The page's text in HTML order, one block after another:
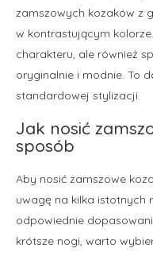
zamszowych kozaków z
w kontrastującym
charakteru, ale również
oryginalnie i modnie. To
standardowej stylizacji.
Jak nosić
sposób
Aby nosić zamszowe
uwagę na kilka istotnych
odpowiednie
krótsze nogi, warto